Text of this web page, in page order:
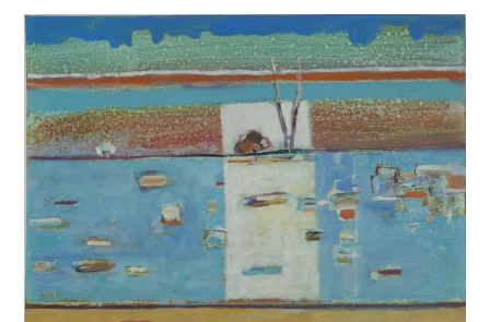
ABDELKADER GUERMAZ
BIOGRAPHIE
LA PRESSE AU SUJET DE GUERMAZ
TÉMOIGNAGES AU SUJET DE GUERMAZ
CATALOGUE DES OEUVRES
A – RÉALITÉ POÉTIQUE – 1940-1960
B – COMPOSITIONS ABSTRAITES – 1960-1968
C – SILENCE ET LUMIÈRE – 1968-1972